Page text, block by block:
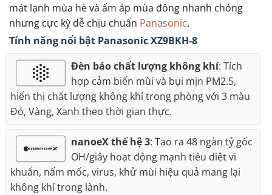
mát lạnh mùa hè và ấm áp mùa đông nhanh chóng
nhưng cực kỳ dễ chịu chuẩn Panasonic.
Tính năng nổi bật Panasonic XZ9BKH-8
Đèn báo chất lượng không khí: Tích
hợp cảm biến mùi và bụi mịn PM2.5,
hiển thị chất lượng không khí trong phòng với 3 màu
Đỏ, Vàng, Xanh theo thời gian thực.
nanoeX thế hệ 3: Tạo ra 48 ngàn tỷ gốc
OH/giây hoạt động mạnh tiêu diệt vi
khuẩn, nấm mốc, virus, khử mùi hiệu quả mang lại
không khí trong lành.